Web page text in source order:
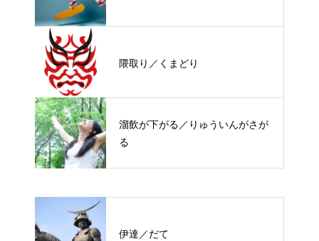
隈取り／くまどり
溜飲が下がる／りゅういんがさが
る
伊達／だて